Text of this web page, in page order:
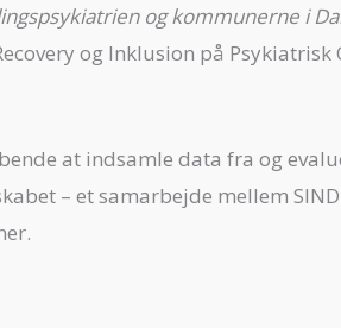
og kommunerne i
og Inklusion på Psykiatrisk
at indsamle data fra og
– et samarbejde mellem